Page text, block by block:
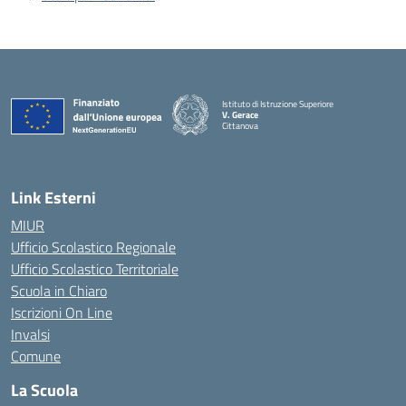
Istituto di Istruzione Superiore
V. Gerace
Cittanova
Link Esterni
MIUR
Ufficio Scolastico Regionale
Ufficio Scolastico Territoriale
Scuola in Chiaro
Iscrizioni On Line
Invalsi
Comune
La Scuola